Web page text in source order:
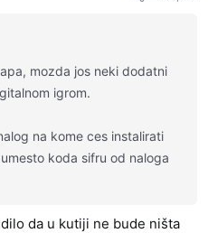
mozda jos neki dodatni
igrom.
na kome ces instalirati
koda sifru od naloga
da u kutiji ne bude ništa